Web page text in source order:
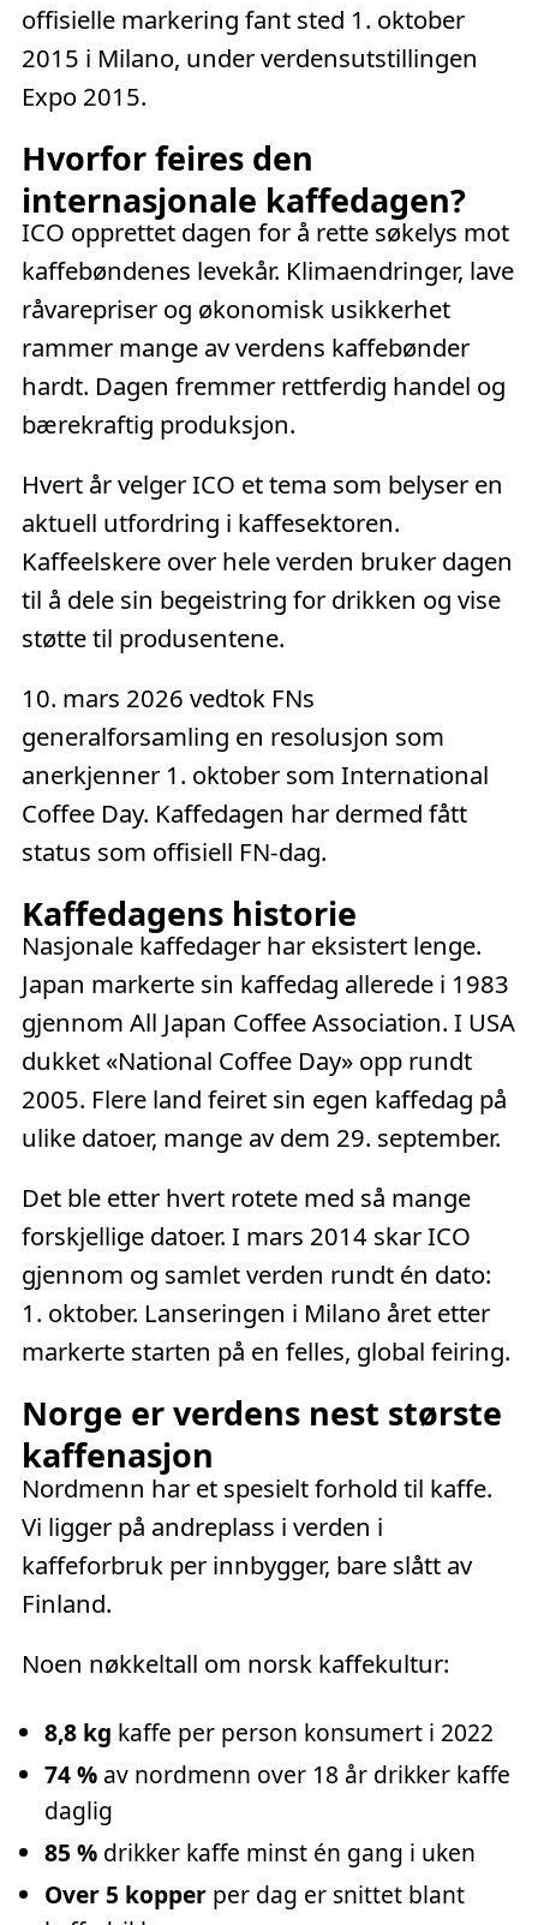
offisielle markering fant sted 1. oktober
2015 i Milano, under verdensutstillingen
Expo 2015.
Hvorfor feires den
internasjonale kaffedagen?
ICO opprettet dagen for å rette søkelys mot
kaffebøndenes levekår. Klimaendringer, lave
råvarepriser og økonomisk usikkerhet
rammer mange av verdens kaffebønder
hardt. Dagen fremmer rettferdig handel og
bærekraftig produksjon.
Hvert år velger ICO et tema som belyser en
aktuell utfordring i kaffesektoren.
Kaffeelskere over hele verden bruker dagen
til å dele sin begeistring for drikken og vise
støtte til produsentene.
10. mars 2026 vedtok FNs
generalforsamling en resolusjon som
anerkjenner 1. oktober som International
Coffee Day. Kaffedagen har dermed fått
status som offisiell FN-dag.
Kaffedagens historie
Nasjonale kaffedager har eksistert lenge.
Japan markerte sin kaffedag allerede i 1983
gjennom All Japan Coffee Association. I USA
dukket «National Coffee Day» opp rundt
2005. Flere land feiret sin egen kaffedag på
ulike datoer, mange av dem 29. september.
Det ble etter hvert rotete med så mange
forskjellige datoer. I mars 2014 skar ICO
gjennom og samlet verden rundt én dato:
1. oktober. Lanseringen i Milano året etter
markerte starten på en felles, global feiring.
Norge er verdens nest største
kaffenasjon
Nordmenn har et spesielt forhold til kaffe.
Vi ligger på andreplass i verden i
kaffeforbruk per innbygger, bare slått av
Finland.
Noen nøkkeltall om norsk kaffekultur:
8,8 kg kaffe per person konsumert i 2022
74 % av nordmenn over 18 år drikker kaffe
daglig
85 % drikker kaffe minst én gang i uken
Over 5 kopper per dag er snittet blant